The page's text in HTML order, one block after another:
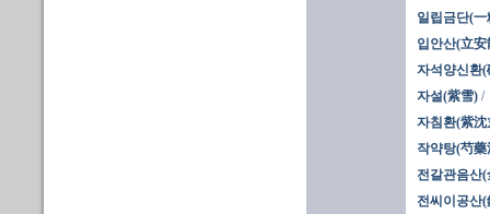
일립금단(
입안산(立安
자석양신환
자설(紫雪) /
자침환(紫沈
작약탕(芍
전갈관음산
전씨이공산